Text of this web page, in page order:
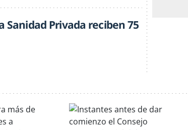
Sanidad Privada reciben 75